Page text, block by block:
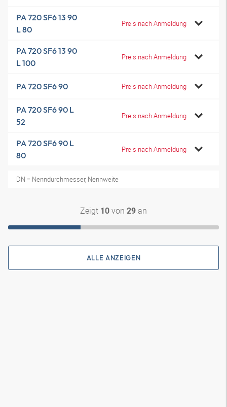
PA 720 SF6 13 90
L 80
Preis nach Anmeldung
PA 720 SF6 13 90
L 100
Preis nach Anmeldung
PA 720 SF6 90 Preis nach Anmeldung
PA 720 SF6 90 L
52
Preis nach Anmeldung
PA 720 SF6 90 L
80
Preis nach Anmeldung
DN = Nenndurchmesser, Nennweite
Zeigt 10 von 29 an
ALLE ANZEIGEN